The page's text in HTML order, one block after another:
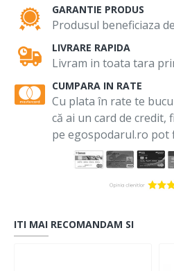
GARANTIE PRODUS
Produsul beneficiaza
LIVRARE RAPIDA
Livram in toata tara
CUMPARA IN RATE
Cu plata în rate te
că ai un card de credit,
pe egospodarul.ro pot
ITI MAI RECOMANDAM SI